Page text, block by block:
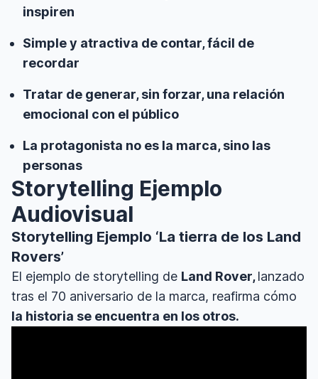
inspiren
Simple y atractiva de contar, fácil de
recordar
Tratar de generar, sin forzar, una relación
emocional con el público
La protagonista no es la marca, sino las
personas
Storytelling Ejemplo
Audiovisual
Storytelling Ejemplo ‘La tierra de los Land
Rovers’
El ejemplo de storytelling de Land Rover,lanzado
tras el 70 aniversario de la marca, reafirma cómo
la historia se encuentra en los otros.